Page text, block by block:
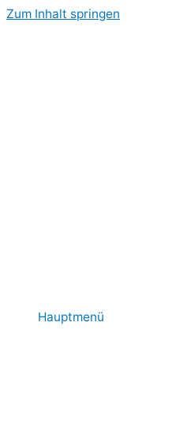
Zum Inhalt springen
Hauptmenü